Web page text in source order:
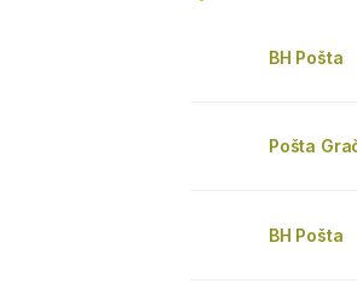
BH Pošta
Pošta
BH Pošta